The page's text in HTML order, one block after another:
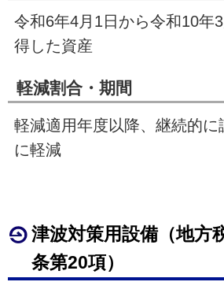
令和6年4月 1 日から令和10年3
得した資産
軽減割合・期間
軽減適用年度以降、継続的
に軽減
津波対策用設備（地方
条第20項）